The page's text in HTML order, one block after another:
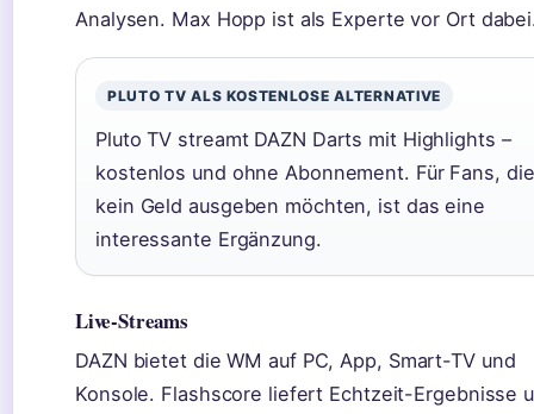
Analysen. Max Hopp ist als Experte vor Ort
PLUTO TV ALS KOSTENLOSE ALTERNATIVE
Pluto TV streamt DAZN Darts mit Highlights –
kostenlos und ohne Abonnement. Für Fans, die
kein Geld ausgeben möchten, ist das eine
interessante Ergänzung.
Live-Streams
DAZN bietet die WM auf PC, App, Smart-TV und
Konsole. Flashscore liefert Echtzeit-Ergebnisse